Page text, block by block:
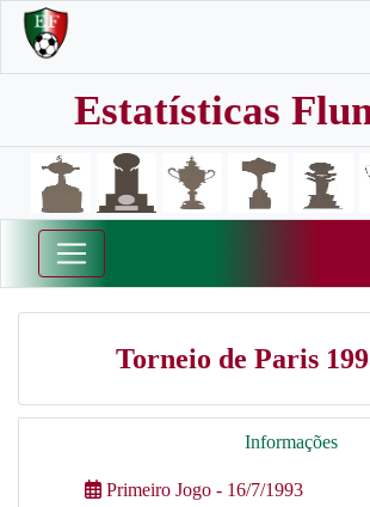
Estatísticas
Torneio de Paris
Informações
Primeiro Jogo - 16/7/1993